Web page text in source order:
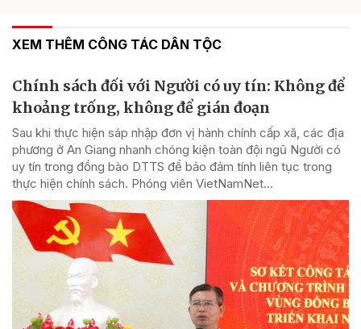
XEM THÊM CÔNG TÁC DÂN TỘC
Chính sách đối với Người có uy tín: Không để
khoảng trống, không để gián đoạn
Sau khi thực hiện sáp nhập đơn vị hành chính cấp xã, các địa
phương ở An Giang nhanh chóng kiện toàn đội ngũ Người có
uy tín trong đồng bào DTTS để bảo đảm tính liên tục trong
thực hiện chính sách. Phóng viên VietNamNet...